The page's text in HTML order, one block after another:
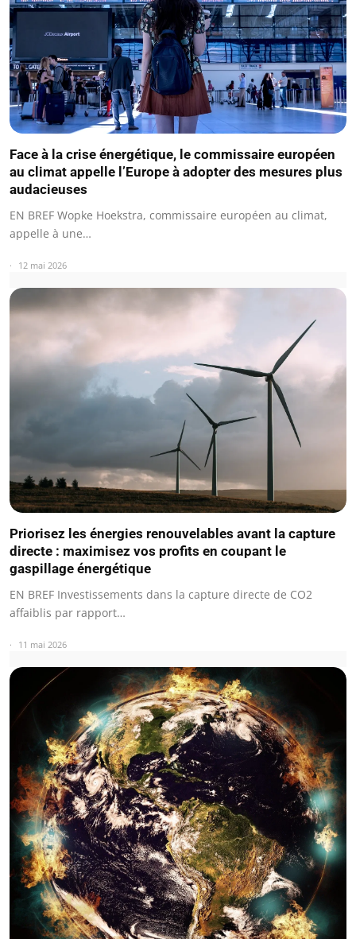
Face à la crise énergétique, le commissaire européen
au climat appelle l’Europe à adopter des mesures plus
audacieuses
EN BREF Wopke Hoekstra, commissaire européen au climat,
appelle à une…
12 mai 2026
Priorisez les énergies renouvelables avant la capture
directe : maximisez vos profits en coupant le
gaspillage énergétique
EN BREF Investissements dans la capture directe de CO2
affaiblis par rapport…
11 mai 2026